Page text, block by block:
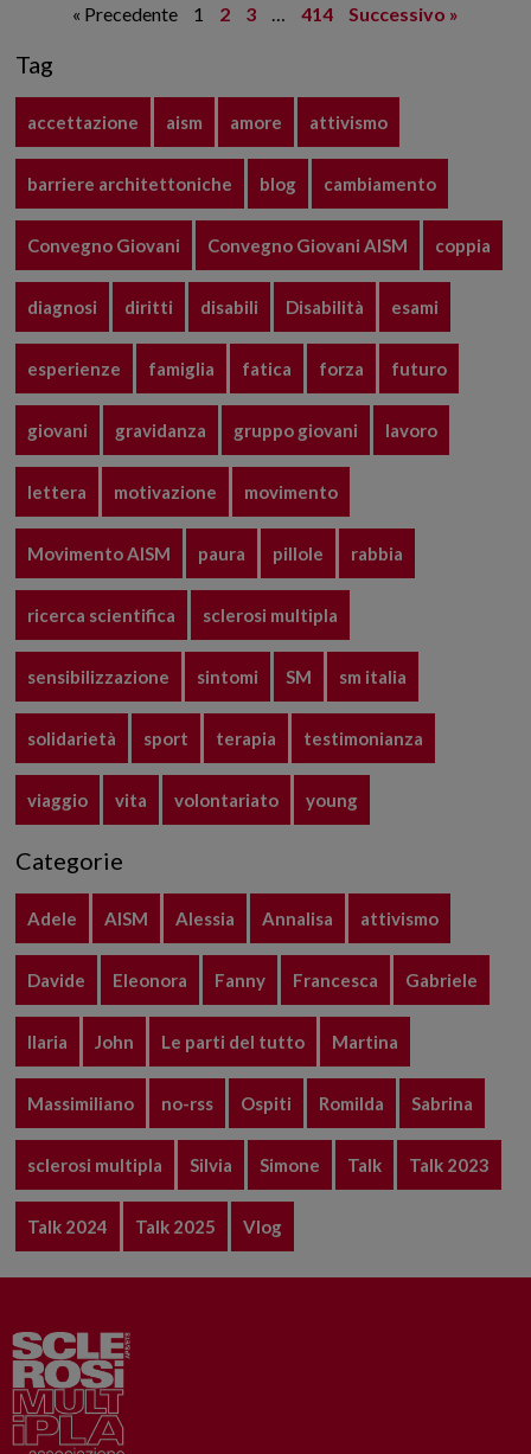
« Precedente 1 2 3 414 Successivo »
Tag
accettazione aism amore attivismo
barriere architettoniche blog cambiamento
Convegno Giovani Convegno Giovani AISM coppia
diagnosi diritti disabili Disabilità esami
esperienze famiglia fatica forza futuro
giovani gravidanza gruppo giovani lavoro
lettera motivazione movimento
Movimento AISM paura pillole rabbia
ricerca scientifica sclerosi multipla
sensibilizzazione sintomi SM sm italia
solidarietà sport terapia testimonianza
viaggio vita volontariato young
Categorie
Adele AISM Alessia Annalisa attivismo
Davide Eleonora Fanny Francesca Gabriele
Ilaria John Le parti del tutto Martina
Massimiliano no-rss Ospiti Romilda Sabrina
sclerosi multipla Silvia Simone Talk Talk 2023
Talk 2024 Talk 2025 Vlog